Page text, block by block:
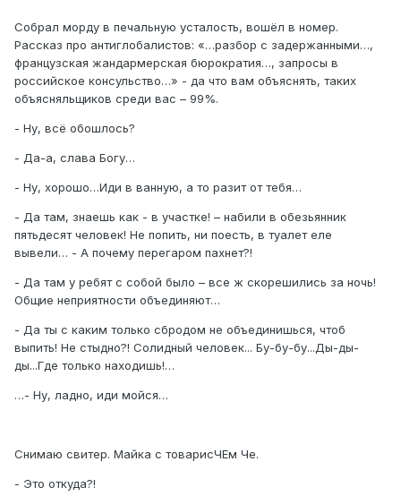
Собрал морду в печальную усталость, вошёл в номер.
Рассказ про антиглобалистов: «…разбор с задержанными…,
французская жандармерская бюрократия…, запросы в
российское консульство…» - да что вам объяснять, таких
объясняльщиков среди вас – 99%.
- Ну, всё обошлось?
- Да-а, слава Богу…
- Ну, хорошо…Иди в ванную, а то разит от тебя…
- Да там, знаешь как - в участке! – набили в обезьянник
пятьдесят человек! Не попить, ни поесть, в туалет еле
вывели… - А почему перегаром пахнет?!
- Да там у ребят с собой было – все ж скорешились за ночь!
Общие неприятности объединяют…
- Да ты с каким только сбродом не объединишься, чтоб
выпить! Не стыдно?! Солидный человек... Бу-бу-бу...Ды-ды-
ды...Где только находишь!…
…- Ну, ладно, иди мойся…
Снимаю свитер. Майка с товарисЧЕм Че.
- Это откуда?!